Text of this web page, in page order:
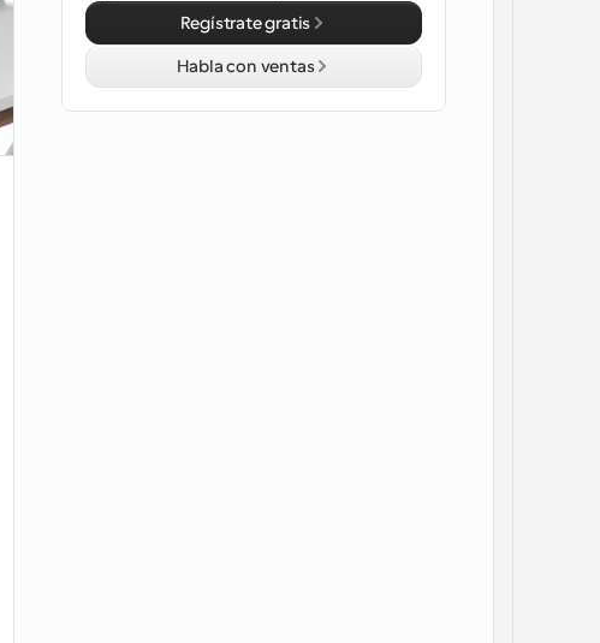
Regístrate gratis
Habla con ventas